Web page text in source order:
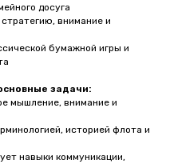
досуга
внимание и
бумажной игры и
задачи:
мышление, внимание и
историей флота и
навыки коммуникации,